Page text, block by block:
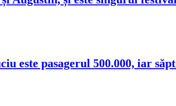
este pasagerul 500.000, iar